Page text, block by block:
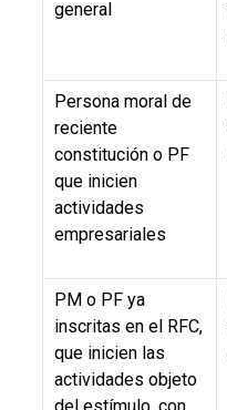
general
Persona moral de
reciente
constitución o PF
que inicien
actividades
empresariales
PM o PF ya
inscritas en el RFC,
que inicien las
actividades objeto
del estímulo, con